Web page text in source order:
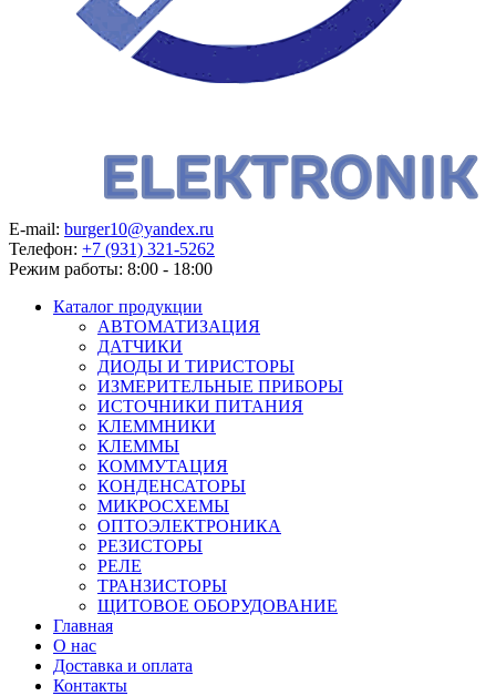
E-mail: burger10@yandex.ru
Телефон: +7 (931) 321-5262
Режим работы: 8:00 - 18:00
Каталог продукции
АВТОМАТИЗАЦИЯ
ДАТЧИКИ
ДИОДЫ И ТИРИСТОРЫ
ИЗМЕРИТЕЛЬНЫЕ ПРИБОРЫ
ИСТОЧНИКИ ПИТАНИЯ
КЛЕММНИКИ
КЛЕММЫ
КОММУТАЦИЯ
КОНДЕНСАТОРЫ
МИКРОСХЕМЫ
ОПТОЭЛЕКТРОНИКА
РЕЗИСТОРЫ
РЕЛЕ
ТРАНЗИСТОРЫ
ЩИТОВОЕ ОБОРУДОВАНИЕ
Главная
О нас
Доставка и оплата
Контакты